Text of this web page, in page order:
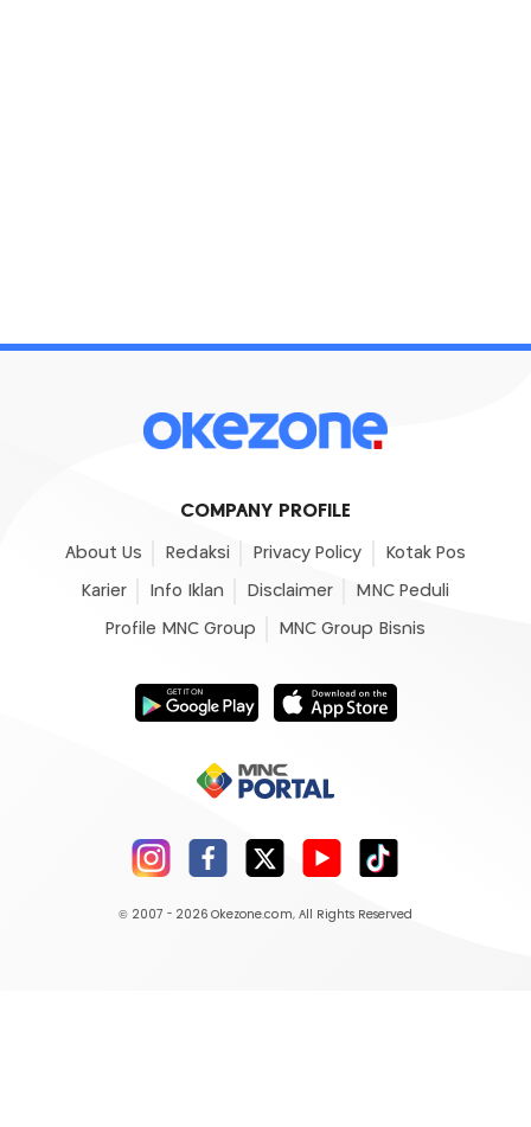
COMPANY PROFILE
About Us Redaksi Privacy Policy Kotak Pos
Karier Info Iklan Disclaimer MNC Peduli
Profile MNC Group MNC Group Bisnis
© 2007 - 2026 Okezone.com, All Rights Reserved